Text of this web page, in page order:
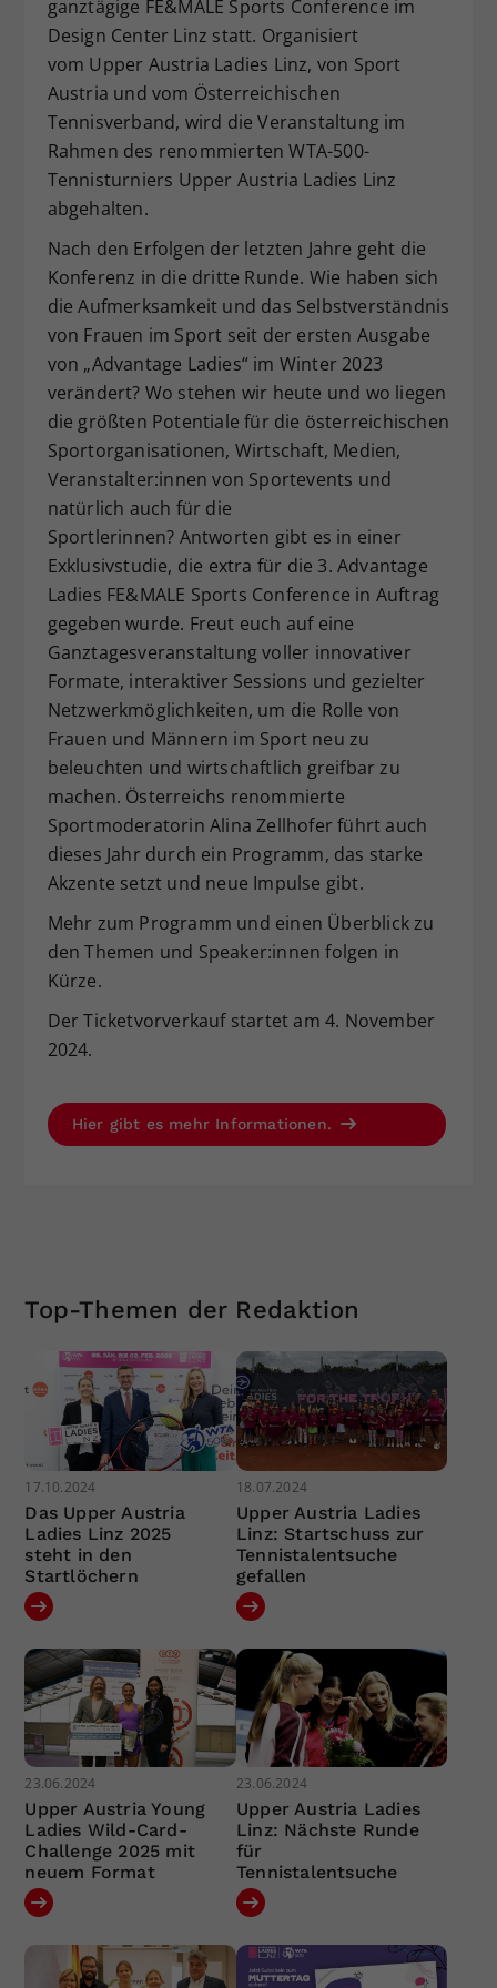
ganztägige FE&MALE Sports Conference im
Design Center Linz statt. Organisiert
vom Upper Austria Ladies Linz, von Sport
Austria und vom Österreichischen
Tennisverband, wird die Veranstaltung im
Rahmen des renommierten WTA-500-
Tennisturniers Upper Austria Ladies Linz
abgehalten.
Nach den Erfolgen der letzten Jahre geht die
Konferenz in die dritte Runde. Wie haben sich
die Aufmerksamkeit und das Selbstverständnis
von Frauen im Sport seit der ersten Ausgabe
von „Advantage Ladies“ im Winter 2023
verändert? Wo stehen wir heute und wo liegen
die größten Potentiale für die österreichischen
Sportorganisationen, Wirtschaft, Medien,
Veranstalter:innen von Sportevents und
natürlich auch für die
Sportlerinnen? Antworten gibt es in einer
Exklusivstudie, die extra für die 3. Advantage
Ladies FE&MALE Sports Conference in Auftrag
gegeben wurde. Freut euch auf eine
Ganztagesveranstaltung voller innovativer
Formate, interaktiver Sessions und gezielter
Netzwerkmöglichkeiten, um die Rolle von
Frauen und Männern im Sport neu zu
beleuchten und wirtschaftlich greifbar zu
machen. Österreichs renommierte
Sportmoderatorin Alina Zellhofer führt auch
dieses Jahr durch ein Programm, das starke
Akzente setzt und neue Impulse gibt.
Mehr zum Programm und einen Überblick zu
den Themen und Speaker:innen folgen in
Kürze.
Der Ticketvorverkauf startet am 4. November
2024.
Hier gibt es mehr Informationen.
Top-Themen der Redaktion
17.10.2024
Das Upper Austria
Ladies Linz 2025
steht in den
Startlöchern
18.07.2024
Upper Austria Ladies
Linz: Startschuss zur
Tennistalentsuche
gefallen
23.06.2024
Upper Austria Young
Ladies Wild-Card-
Challenge 2025 mit
neuem Format
23.06.2024
Upper Austria Ladies
Linz: Nächste Runde
für
Tennistalentsuche
Zweck
Dieser Wert speichert Ihre Consent-
Einstellungen. Unter anderem eine
zufällig generierte ID, für die
historische Speicherung Ihrer
vorgenommen Einstellungen, falls der
Webseiten-Betreiber dies eingestellt
hat.